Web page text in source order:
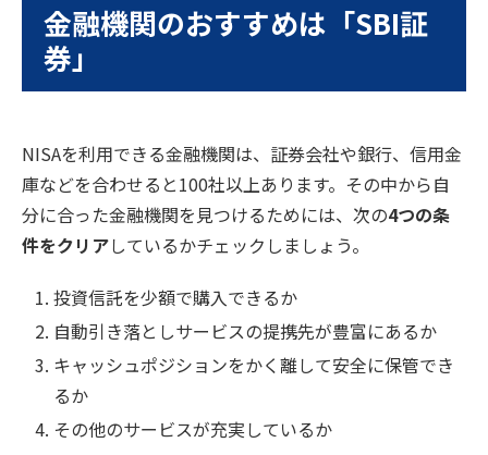
金融機関のおすすめは「SBI証
券」
NISAを利用できる金融機関は、証券会社や銀行、信用金
庫などを合わせると100社以上あります。その中から自
分に合った金融機関を見つけるためには、次の4つの条
件をクリアしているかチェックしましょう。
投資信託を少額で購入できるか
自動引き落としサービスの提携先が豊富にあるか
キャッシュポジションをかく離して安全に保管でき
るか
その他のサービスが充実しているか